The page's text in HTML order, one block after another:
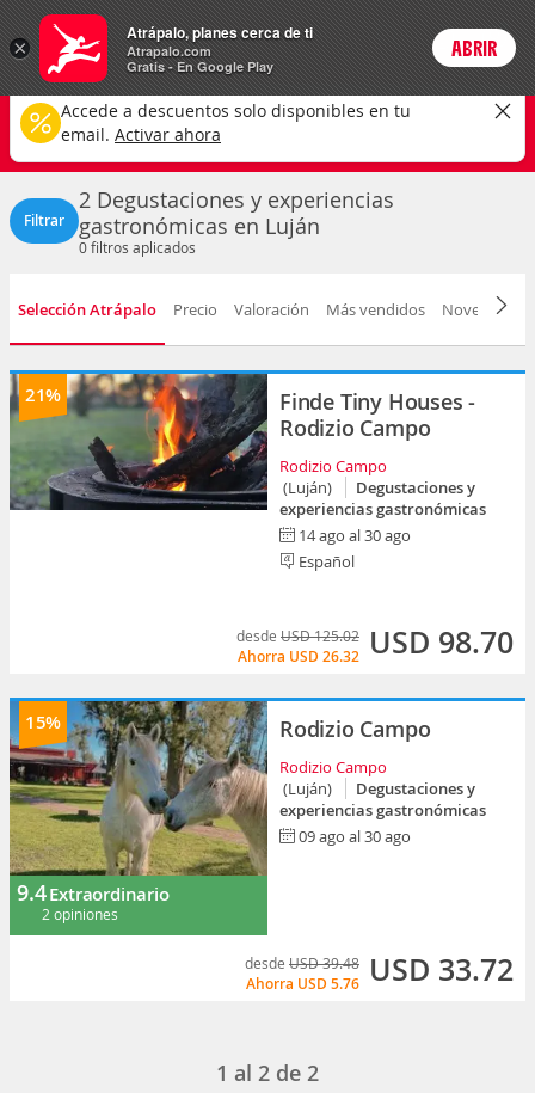
Actividades Login
Luján ciudad
Degustaciones y experiencias gastronómicas
Selecciona una fecha
CAMBIAR
Filtrar
2 Degustaciones y experiencias
gastronómicas en Luján
0filtros aplicados
Selección Atrápalo Precio Valoración Más vendidos Novedad
21%
Finde Tiny Houses -
Rodizio Campo
Rodizio Campo
(Luján)
Degustaciones y
experiencias gastronómicas
14 ago al 30 ago
Español
desde USD 125.02
Ahorra USD 26.32 USD 98.70
15%
9.4Extraordinario
2 opiniones
Rodizio Campo
Rodizio Campo
(Luján)
Degustaciones y
experiencias gastronómicas
09 ago al 30 ago
desde USD 39.48
Ahorra USD 5.76 USD 33.72
1 al 2 de 2
×
Atrápalo, planes cerca de ti
Atrapalo.com
Gratis - En Google Play
ABRIR
Accede a descuentos solo disponibles en tu
email. Activar ahora